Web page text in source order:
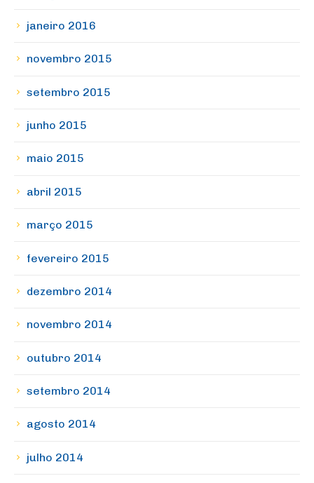
janeiro 2016
novembro 2015
setembro 2015
junho 2015
maio 2015
abril 2015
março 2015
fevereiro 2015
dezembro 2014
novembro 2014
outubro 2014
setembro 2014
agosto 2014
julho 2014